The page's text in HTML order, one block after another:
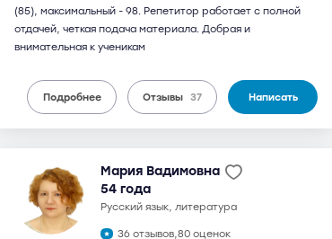
(85), максимальный - 98. Репетитор работает с полной
отдачей, четкая подача материала. Добрая и
внимательная к ученикам
Подробнее Отзывы 37 Написать
Мария Вадимовна
54 года
русский язык, литература
36 отзывов,80 оценок